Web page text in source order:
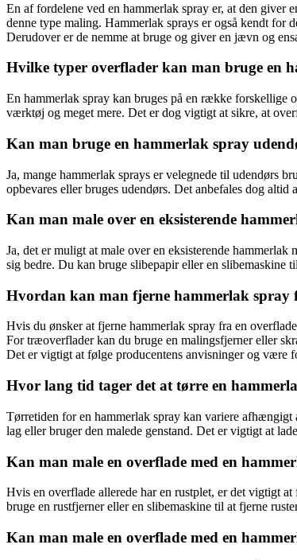
En af fordelene ved en hammerlak spray er, at den giver
denne type maling. Hammerlak sprays er også kendt for
Derudover er de nemme at bruge og giver en jævn og
Hvilke typer overflader kan man bruge en
En hammerlak spray kan bruges på en række forskellige
værktøj og meget mere. Det er dog vigtigt at sikre, at
Kan man bruge en hammerlak spray
Ja, mange hammerlak sprays er velegnede til udendørs
opbevares eller bruges udendørs. Det anbefales dog
Kan man male over en eksisterende
Ja, det er muligt at male over en eksisterende
sig bedre. Du kan bruge slibepapir eller en
Hvordan kan man fjerne hammerlak spray
Hvis du ønsker at fjerne hammerlak spray fra en
For træoverflader kan du bruge en malingsfjerner eller
Det er vigtigt at følge producentens anvisninger og være
Hvor lang tid tager det at tørre en
Tørretiden for en hammerlak spray kan variere
lag eller bruger den malede genstand. Det er vigtigt at
Kan man male en overflade med en
Hvis en overflade allerede har en rustplet, er det vigtigt
bruge en rustfjerner eller en slibemaskine til at fjerne
Kan man male en overflade med en